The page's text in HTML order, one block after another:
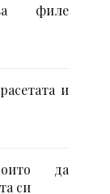
филе
и
да
си